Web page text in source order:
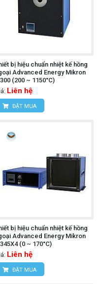
bị hiệu chuẩn nhiệt kế hồng
Advanced Energy Mikron
(200 ~ 1150°C)
Liên hệ
ĐẶT MUA
bị hiệu chuẩn nhiệt kế hồng
Advanced Energy Mikron
(0 ~ 170°C)
Liên hệ
ĐẶT MUA